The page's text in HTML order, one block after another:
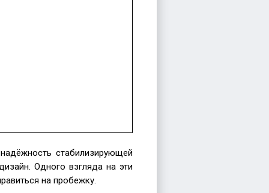
стабилизирующей
Одного взгляда на эти
на пробежку.